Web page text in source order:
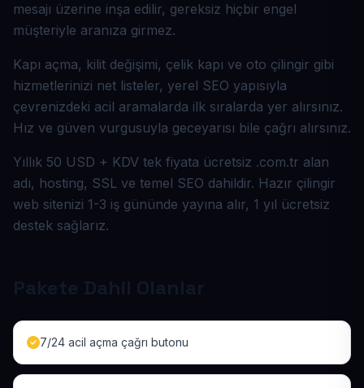
mesajı üzerine inşa edilir, gereksiz hiçbir engel
müşteriyle aranıza girmez.
Kapı açma, kilit değişimi, çelik kapı ve oto çilingir gibi
hizmetlerinizi net listeler, yerel SEO yapısıyla
çevrenizdeki acil aramalarda ilk sıralarda yer alırsınız.
Hız ve güven vurgusuyla geceyarısı bile çağrı alırsınız.
Yıllık 50 USD + KDV tek fiyata ücretsiz .com.tr alan
adı, hosting, SSL ve temel SEO dahildir. Hazır çilingir
web sitenizi 1-3 iş gününde yayına alır, 1 yıl ücretsiz
destek sağlarız.
Pakete Dahil Olanlar
7/24 acil açma çağrı butonu